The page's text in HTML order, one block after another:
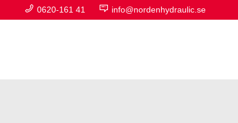
0620-161 41 info@nordenhydraulic.se